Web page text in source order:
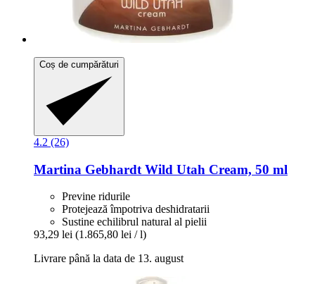
Coș de cumpărături
4.2 (26)
Martina Gebhardt Wild Utah Cream, 50 ml
Previne ridurile
Protejează împotriva deshidratarii
Sustine echilibrul natural al pielii
93,29 lei (1.865,80 lei / l)
Livrare până la data de 13. august